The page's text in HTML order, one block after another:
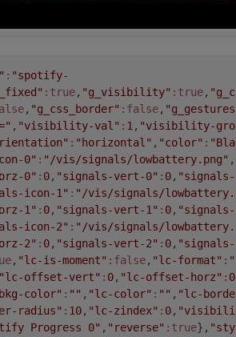
: "spotify-
:true, "g_visibility" :true,
, "g_css_border" :false,
, "visibility-val" : 1, "visibility-
: "horizontal" , "color" :
0" : "/vis/signals/lowbattery.png" ,
0" : 0, "signals-vert-0" : 0,
icon-1" : "/vis/signals/
1" : 0, "signals-vert-1" : 0,
icon-2" : "/vis/signals/
2" : 0, "signals-vert-2" : 0,
, "lc-is-moment" :false, "lc-format" :
"lc-offset-vert" : 0, "lc-offset-horz" : 0
color" : "" , "lc-color" : "" , "lc-
radius" : 10, "lc-zindex" : 0,
Progress 0" , "reverse" :true},